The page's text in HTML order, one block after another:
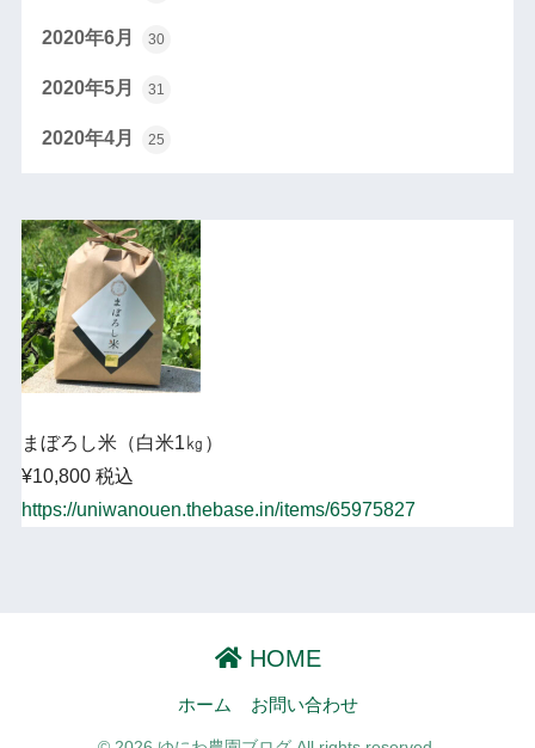
2020年6月 30
2020年5月 31
2020年4月 25
まぼろし米（白米1㎏）
¥10,800 税込
https://uniwanouen.thebase.in/items/65975827
HOME
ホーム お問い合わせ